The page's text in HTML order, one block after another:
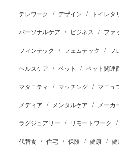
テレワーク デザイン トイレタ
パーソナルケア ビジネス ファ
フィンテック フェムテック フ
ヘルスケア ペット ペット関連
マタニティ マッチング マニュ
メディア メンタルケア メーカ
ラグジュアリー リモートワーク
代替食 住宅 保険 健康 健